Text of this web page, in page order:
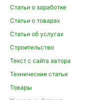
Статьи о заработке
Статьи о товарах
Статьи об услугах
Строительство
Текст с сайта автора
Технические статьи
Товары